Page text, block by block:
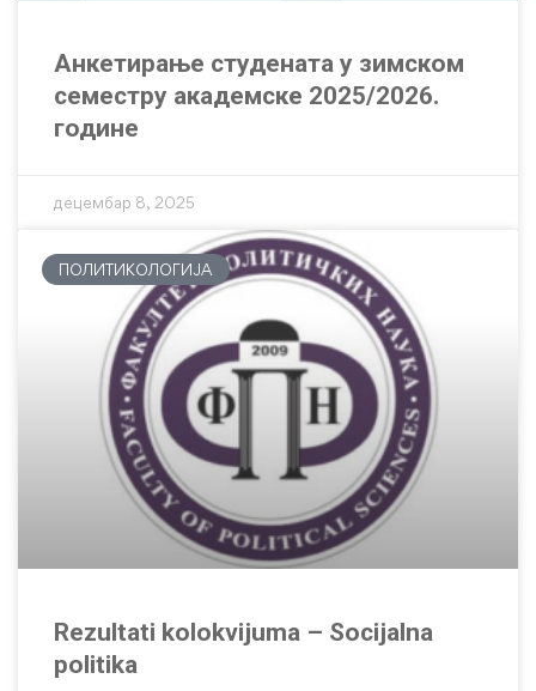
Анкетирање студената у зимском
семестру академске 2025/2026.
године
децембар 8, 2025
ПОЛИТИКОЛОГИЈА
Rezultati kolokvijuma – Socijalna
politika